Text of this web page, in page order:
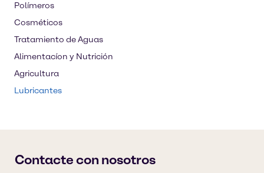
Polímeros
Cosméticos
Tratamiento de Aguas
Alimentacíon y Nutrición
Agricultura
Lubricantes